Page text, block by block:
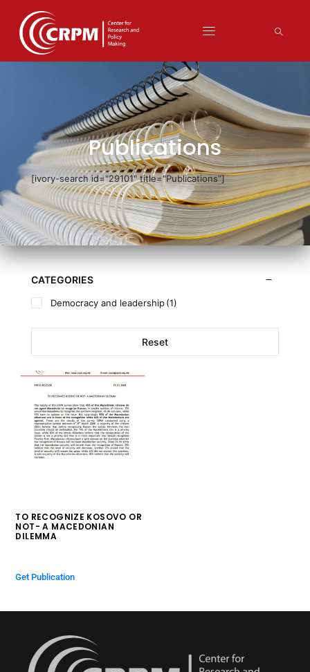
Publications
[ivory-search id="29101" title="Publications"]
CATEGORIES
Democracy and leadership (1)
Reset
TO RECOGNIZE KOSOVO OR
NOT- A MACEDONIAN
DILEMMA
Get Publication